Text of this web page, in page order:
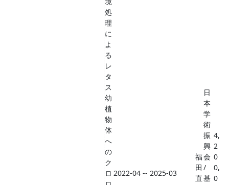
処
理
に
よ
る
レ
タ
ス
幼
植
物
体
へ
の
ク
ロ 2022-04 -- 2025-03
福
田
直
日
本
学
術
振
興
会
/
基
4,
2
0
0,
0